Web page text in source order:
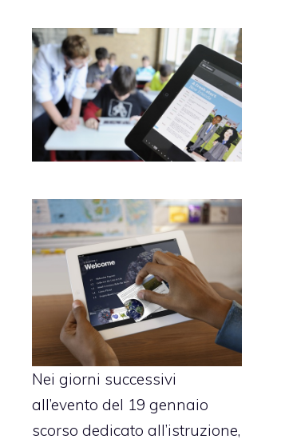
Nei giorni successivi
all’evento del 19 gennaio
scorso dedicato all’istruzione,